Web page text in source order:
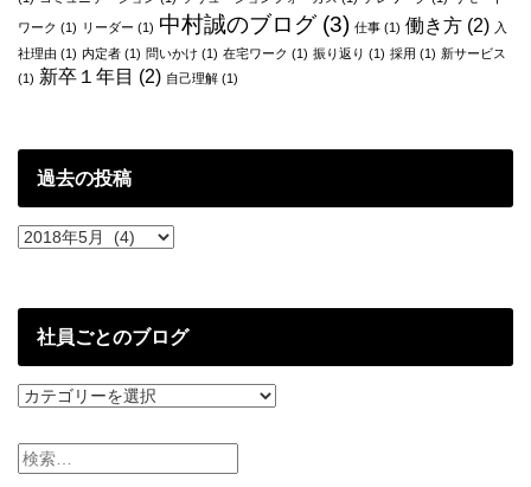
な
く、
「ア
ん
ワーク (1) リーダー (1) 中村誠のブログ(3) 仕事 (1) 働き方 (2) 入
社理由 (1) 内定者 (1) 問いかけ (1) 在宅ワーク (1) 振り返り (1) 採用 (1) 新サービス
(1) 新卒１年目 (2) 自己理解 (1)
過去の投稿
過
投
社員ごとのブログ
社
ご
と